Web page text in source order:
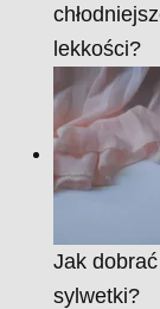
lekkości?
Jak
sylwetki?